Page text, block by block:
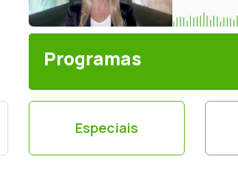
Programas
Especiais